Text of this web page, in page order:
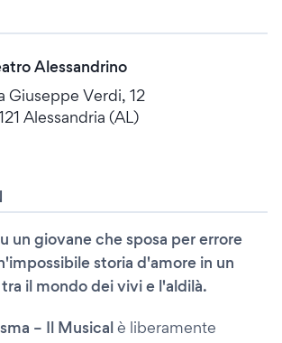
Alessandrino
Giuseppe Verdi, 12
Alessandria (AL)
un giovane che sposa per errore
storia d'amore in un
il mondo dei vivi e l'aldilà.
– Il Musicalè liberamente